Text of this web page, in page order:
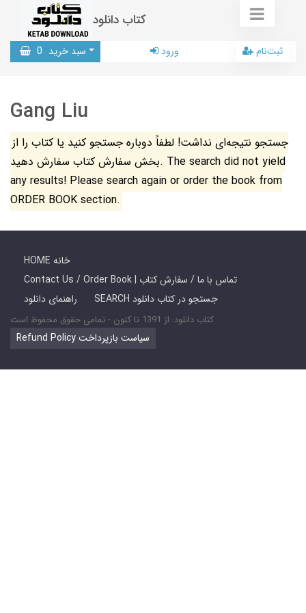
کتاب دانلود
سبد خرید 0 ورود ثبت‌نام
Gang Liu
جستجو نتیجه‌ای نداشت! لطفاً دوباره جستجو کنید یا کتاب را از
بخش سفارش کتاب سفارش دهید. The search did not yield
any results! Please search again or order the book from
ORDER BOOK section.
HOME خانه
Contact Us / Order Book | تماس با ما / سفارش کتاب
راهنمای دانلود
SEARCH جستجو در کتاب دانلود
کتاب دانلود: از 1391 تا کنون - تمامی حقوق محفوظ است
Refund Policy سیاست بازپرداخت